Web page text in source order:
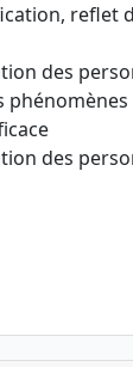
reflet
des
des